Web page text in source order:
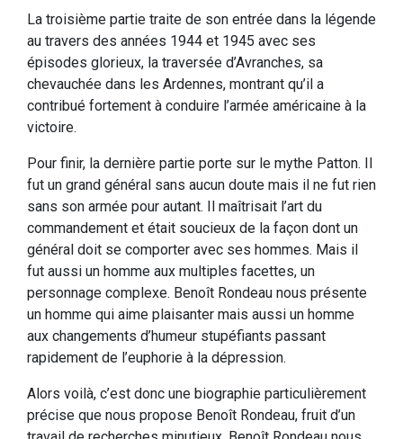
La troisième partie traite de son entrée dans la légende
au travers des années 1944 et 1945 avec ses
épisodes glorieux, la traversée d’Avranches, sa
chevauchée dans les Ardennes, montrant qu’il a
contribué fortement à conduire l’armée américaine à la
victoire.
Pour finir, la dernière partie porte sur le mythe Patton. Il
fut un grand général sans aucun doute mais il ne fut rien
sans son armée pour autant. Il maîtrisait l’art du
commandement et était soucieux de la façon dont un
général doit se comporter avec ses hommes. Mais il
fut aussi un homme aux multiples facettes, un
personnage complexe. Benoît Rondeau nous présente
un homme qui aime plaisanter mais aussi un homme
aux changements d’humeur stupéfiants passant
rapidement de l’euphorie à la dépression.
Alors voilà, c’est donc une biographie particulièrement
précise que nous propose Benoît Rondeau, fruit d’un